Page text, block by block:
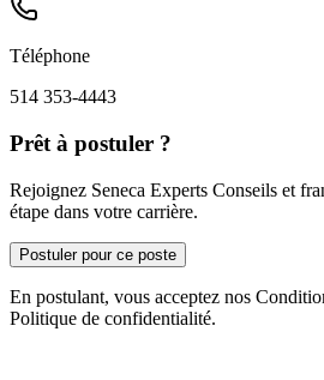
Téléphone
514 353-4443
Prêt à postuler ?
Rejoignez Seneca Experts Conseils et
étape dans votre carrière.
Postuler pour ce poste
En postulant, vous acceptez nos
Politique de confidentialité.